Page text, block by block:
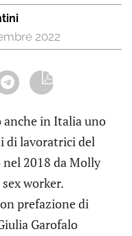
2022
in Italia uno
di lavoratrici del
2018 da Molly
worker.
prefazione di
Garofalo